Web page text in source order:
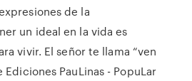
de la
un ideal en la vida es
vivir. El señor te llama “ven
Ediciones PauLinas - PopuLar